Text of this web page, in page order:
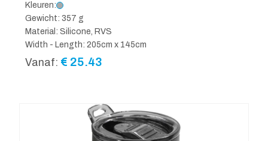
Kleuren:
Gewicht: 357 g
Material: Silicone, RVS
Width - Length: 205cm x 145cm
Vanaf: € 25.43